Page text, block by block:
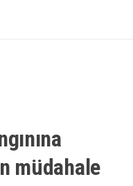
müdahale